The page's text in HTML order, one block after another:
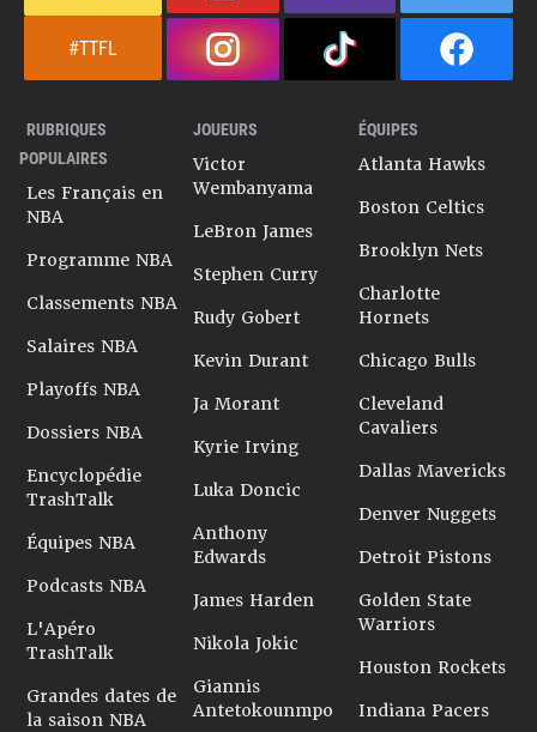
#TTFL
RUBRIQUES
POPULAIRES
Les Français en
NBA
Programme NBA
Classements NBA
Salaires NBA
Playoffs NBA
Dossiers NBA
Encyclopédie
TrashTalk
Équipes NBA
Podcasts NBA
L'Apéro
TrashTalk
Grandes dates de
la saison NBA
JOUEURS
Victor
Wembanyama
LeBron James
Stephen Curry
Rudy Gobert
Kevin Durant
Ja Morant
Kyrie Irving
Luka Doncic
Anthony
Edwards
James Harden
Nikola Jokic
Giannis
Antetokounmpo
ÉQUIPES
Atlanta Hawks
Boston Celtics
Brooklyn Nets
Charlotte
Hornets
Chicago Bulls
Cleveland
Cavaliers
Dallas Mavericks
Denver Nuggets
Detroit Pistons
Golden State
Warriors
Houston Rockets
Indiana Pacers